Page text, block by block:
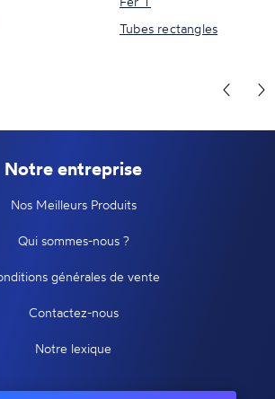
Tubes rectangles
Notre entreprise
Nos Meilleurs Produits
Qui sommes-nous ?
générales de vente
Contactez-nous
Notre lexique